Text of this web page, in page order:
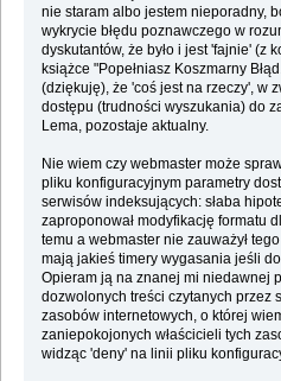
nie staram albo jestem nieporadny,
wykrycie błędu poznawczego w
dyskutantów, że było i jest 'fajnie' (z
książce "Popełniasz Koszmarny
(dziękuję), że 'coś jest na rzeczy', w
dostępu (trudności wyszukania) do
Lema, pozostaje aktualny.
Nie wiem czy webmaster może
pliku konfiguracyjnym parametry
serwisów indeksujących: słaba
zaproponował modyfikację formatu
temu a webmaster nie zauważył
mają jakieś timery wygasania jeśli
Opieram ją na znanej mi niedawnej
dozwolonych treści czytanych przez
zasobów internetowych, o której
zaniepokojonych właścicieli tych
widząc 'deny' na linii pliku